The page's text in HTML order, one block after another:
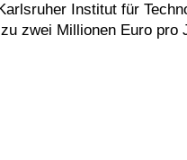
Institut für
zwei Millionen Euro pro